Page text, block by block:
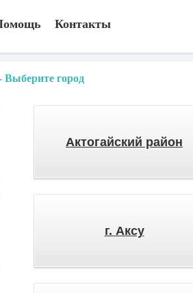
Контакты
Выберите город
Актогайский район
г. Аксу